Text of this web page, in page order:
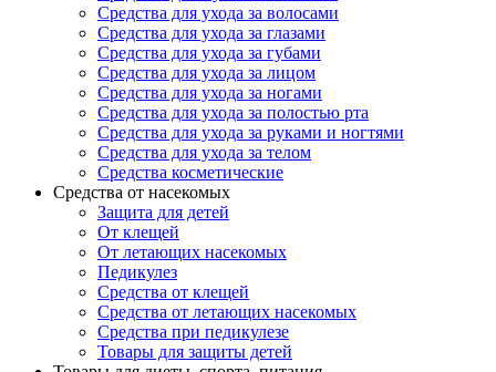
Средства для ухода за волосами
Средства для ухода за глазами
Средства для ухода за губами
Средства для ухода за лицом
Средства для ухода за ногами
Средства для ухода за полостью рта
Средства для ухода за руками и ногтями
Средства для ухода за телом
Средства косметические
Средства от насекомых
Защита для детей
От клещей
От летающих насекомых
Педикулез
Средства от клещей
Средства от летающих насекомых
Средства при педикулезе
Товары для защиты детей